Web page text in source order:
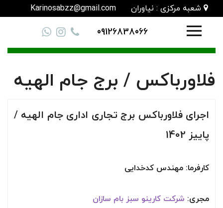
شعبه مرکزی : نیاوران Karinosabzz@gmail.com
09126838066
فلاورباکس / برج جام الهیه
اجرای فلاورباکس برج تجاری اداری جام الهیه /
پاییز 1402
کارفرما: مهندس کدخدایی
مجری: شرکت کارینو سبز بام سازان